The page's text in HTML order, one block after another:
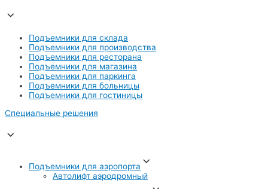
Подъемники для склада
Подъемники для производства
Подъемники для ресторана
Подъемники для магазина
Подъемники для паркинга
Подъемники для больницы
Подъемники для гостиницы
Специальные решения
Подъемники для аэропорта
Автолифт аэродромный